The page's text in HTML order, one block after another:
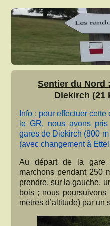
Sentier du Nord
Diekirch (21
Info : pour effectuer
le GR, nous avons
gares de Diekirch (800
(avec changement à
Au départ de la gare
marchons pendant 250
prendre, sur la gauche,
bois ; nous poursuivons
mètres d’altitude) par un